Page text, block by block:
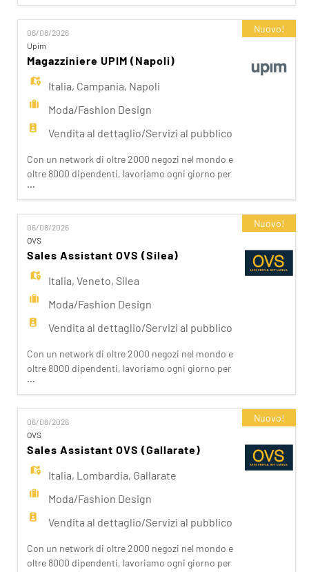
accessibile a tutti. Facciamo la differenza per i
nostri clienti attraverso i brand del nostro gruppo:
OVS, OVS Kids, UPIM, Blukids, Croff, Les Copains,
Shaka, Goldenpoint, Stefanel. Ogni giorno
prepariam
06/08/2026
Upim
Magazziniere UPIM (Napoli)
Italia, Campania, Napoli
Moda/Fashion Design
Vendita al dettaglio/Servizi al pubblico
Con un network di oltre 2000 negozi nel mondo e
oltre 8000 dipendenti, lavoriamo ogni giorno per
realizzare la nostra mission di rendere il bello
accessibile a tutti. Facciamo la differenza per i
nostri clienti attraverso i brand del nostro gruppo:
OVS, OVS Kids, UPIM, Blukids, Croff, Les Copains,
Shaka, Goldenpoint, Stefanel. Ogni giorno
prepariam
...
Nuovo!
06/08/2026
OVS
Sales Assistant OVS (Silea)
Italia,Veneto, Silea
Moda/Fashion Design
Vendita al dettaglio/Servizi al pubblico
Con un network di oltre 2000 negozi nel mondo e
oltre 8000 dipendenti, lavoriamo ogni giorno per
realizzare la nostra mission di rendere il bello
accessibile a tutti. Facciamo la differenza per i
nostri clienti attraverso i brand del nostro gruppo:
OVS, OVS Kids, UPIM, Blukids, Croff, Les Copains,
Shaka, Goldenpoint, Stefanel. Ogni giorno
prepariam
...
Nuovo!
06/08/2026
OVS
Sales Assistant OVS (Gallarate)
Italia, Lombardia, Gallarate
Moda/Fashion Design
Vendita al dettaglio/Servizi al pubblico
Con un network di oltre 2000 negozi nel mondo e
oltre 8000 dipendenti, lavoriamo ogni giorno per
Nuovo!